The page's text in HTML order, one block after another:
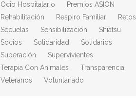
Ocio Hospitalario
Premios ASION
Rehabilitación
Respiro Familiar
Retos
Secuelas
Sensibilización
Shiatsu
Socios
Solidaridad
Solidarios
Superación
Supervivientes
Terapia Con Animales
Transparencia
Veteranos
Voluntariado